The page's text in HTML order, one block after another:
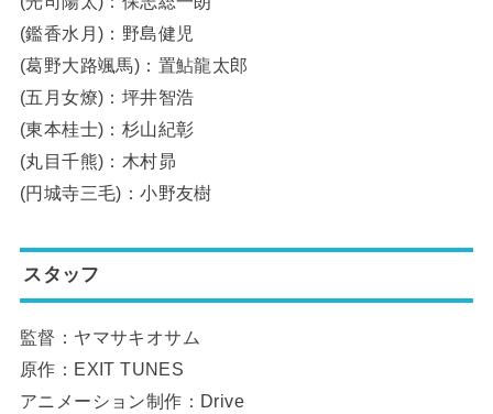
(鑑香水月)：野島健児
(葛野大路颯馬)：置鮎龍太郎
(五月女燎)：坪井智浩
(東本桂士)：杉山紀彰
(丸目千熊)：木村昴
(円城寺三毛)：小野友樹
スタッフ
監督：ヤマサキオサム
原作：EXIT TUNES
アニメーション制作：Drive